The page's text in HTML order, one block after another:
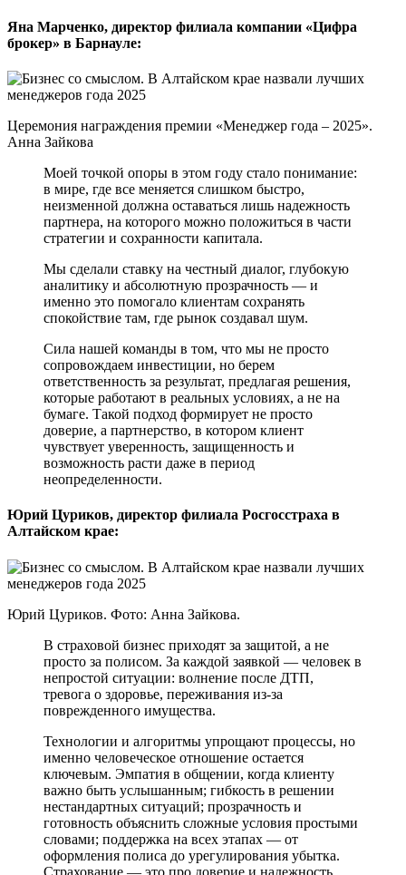
Яна Марченко, директор филиала компании «Цифра
брокер» в Барнауле:
Церемония награждения премии «Менеджер года – 2025».
Анна Зайкова
Моей точкой опоры в этом году стало понимание:
в мире, где все меняется слишком быстро,
неизменной должна оставаться лишь надежность
партнера, на которого можно положиться в части
стратегии и сохранности капитала.
Мы сделали ставку на честный диалог, глубокую
аналитику и абсолютную прозрачность — и
именно это помогало клиентам сохранять
спокойствие там, где рынок создавал шум.
Сила нашей команды в том, что мы не просто
сопровождаем инвестиции, но берем
ответственность за результат, предлагая решения,
которые работают в реальных условиях, а не на
бумаге. Такой подход формирует не просто
доверие, а партнерство, в котором клиент
чувствует уверенность, защищенность и
возможность расти даже в период
неопределенности.
Юрий Цуриков, директор филиала Росгосстраха в
Алтайском крае:
Юрий Цуриков. Фото: Анна Зайкова.
В страховой бизнес приходят за защитой, а не
просто за полисом. За каждой заявкой — человек в
непростой ситуации: волнение после ДТП,
тревога о здоровье, переживания из-за
поврежденного имущества.
Технологии и алгоритмы упрощают процессы, но
именно человеческое отношение остается
ключевым. Эмпатия в общении, когда клиенту
важно быть услышанным; гибкость в решении
нестандартных ситуаций; прозрачность и
готовность объяснить сложные условия простыми
словами; поддержка на всех этапах — от
оформления полиса до урегулирования убытка.
Страхование — это про доверие и надежность.